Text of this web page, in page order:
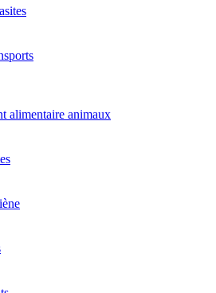
alimentaire animaux